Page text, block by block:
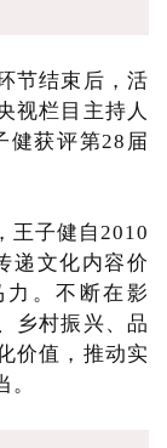
节结束后，活
视栏目主持人
健获评第28届
王子健自2010
递文化内容价
。不断在影
乡村振兴、品
价值，推动实